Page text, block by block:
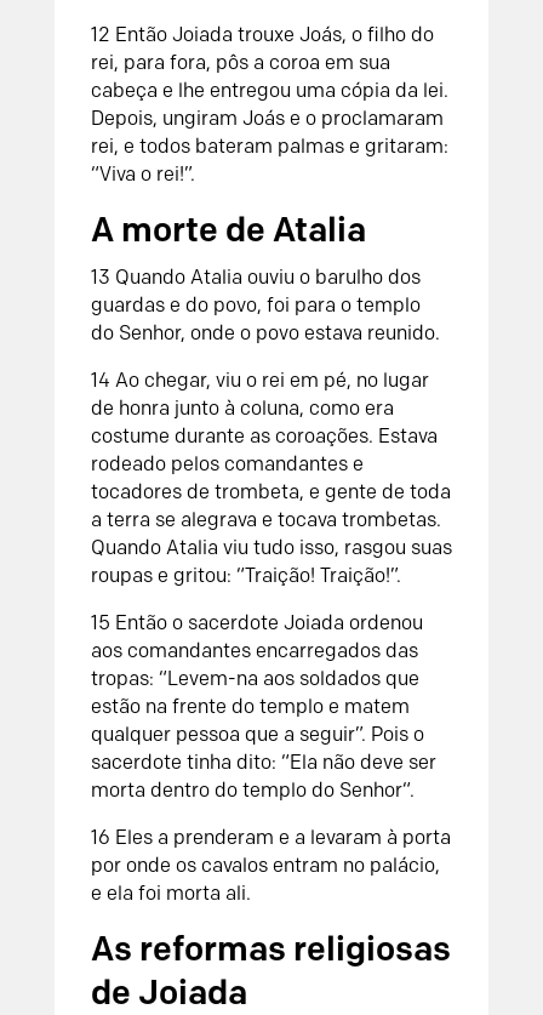
12 Então Joiada trouxe Joás, o filho do
rei, para fora, pôs a coroa em sua
cabeça e lhe entregou uma cópia da lei.
Depois, ungiram Joás e o proclamaram
rei, e todos bateram palmas e gritaram:
“Viva o rei!”.
A morte de Atalia
13 Quando Atalia ouviu o barulho dos
guardas e do povo, foi para o templo
do Senhor, onde o povo estava reunido.
14 Ao chegar, viu o rei em pé, no lugar
de honra junto à coluna, como era
costume durante as coroações. Estava
rodeado pelos comandantes e
tocadores de trombeta, e gente de toda
a terra se alegrava e tocava trombetas.
Quando Atalia viu tudo isso, rasgou suas
roupas e gritou: “Traição! Traição!”.
15 Então o sacerdote Joiada ordenou
aos comandantes encarregados das
tropas: “Levem-na aos soldados que
estão na frente do templo e matem
qualquer pessoa que a seguir”. Pois o
sacerdote tinha dito: “Ela não deve ser
morta dentro do templo do Senhor“.
16 Eles a prenderam e a levaram à porta
por onde os cavalos entram no palácio,
e ela foi morta ali.
As reformas religiosas
de Joiada